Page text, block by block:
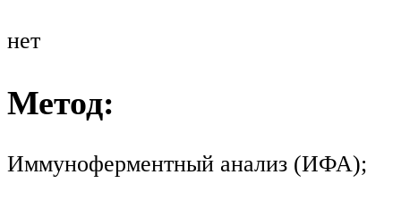
нет
Метод:
Иммуноферментный анализ (ИФА);